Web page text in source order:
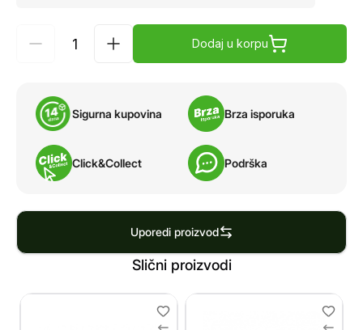
Dodaj u korpu
Sigurna kupovina Brza isporuka
Click&Collect Podrška
Uporedi proizvod
Slični proizvodi